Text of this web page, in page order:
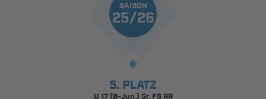
SAISON
25/26
5. PLATZ